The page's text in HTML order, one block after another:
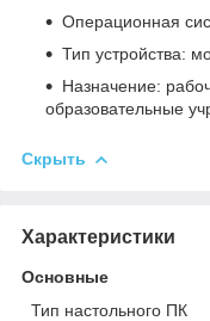
Операционная
Тип устройства:
Назначение:
образовательные
Скрыть
Характеристики
Основные
Тип настольного ПК